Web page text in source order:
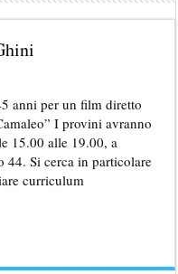
Disorder”: si cercano
de L’Eredità, aperte le
per il Parco
per partecipare al
anni per un film diretto
I provini avranno
15.00 alle 19.00, a
Si cerca in particolare
curriculum